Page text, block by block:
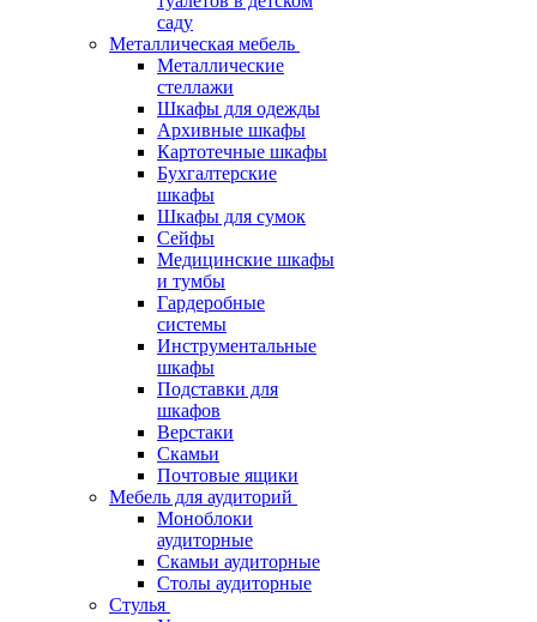
саду
Металлическая мебель
Металлические
стеллажи
Шкафы для одежды
Архивные шкафы
Картотечные шкафы
Бухгалтерские
шкафы
Шкафы для сумок
Сейфы
Медицинские шкафы
и тумбы
Гардеробные
системы
Инструментальные
шкафы
Подставки для
шкафов
Верстаки
Скамьи
Почтовые ящики
Мебель для аудиторий
Моноблоки
аудиторные
Скамьи аудиторные
Столы аудиторные
Стулья